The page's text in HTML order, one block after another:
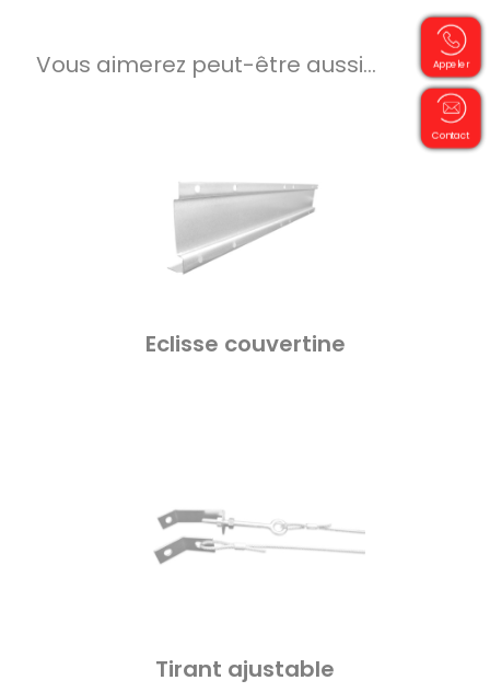
Vous aimerez peut-être aussi…
Eclisse couvertine
Tirant ajustable
Appeler
Contact